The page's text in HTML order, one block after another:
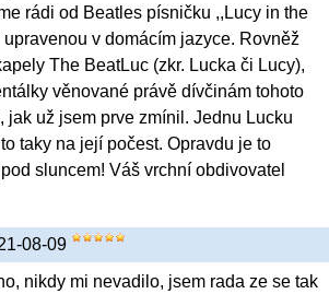
rádi od Beatles písničku ,,Lucy in the
v domácím jazyce. Rovněž
The BeatLuc (zkr. Lucka či Lucy),
věnované právě dívčinám tohoto
jak už jsem prve zmínil. Jednu Lucku
taky na její počest. Opravdu je to
sluncem! Váš vrchní obdivovatel
08-09
nikdy mi nevadilo, jsem rada ze se tak